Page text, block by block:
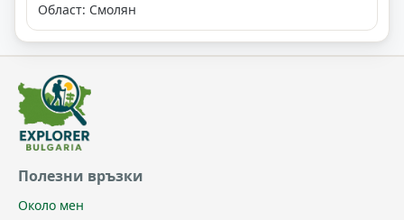
Област: Смолян
Полезни връзки
Около мен